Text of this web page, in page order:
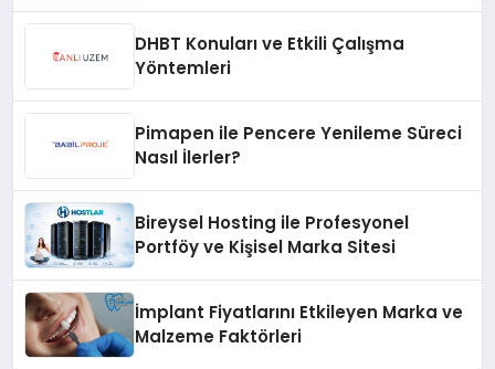
DHBT Konuları ve Etkili Çalışma
Yöntemleri
Pimapen ile Pencere Yenileme Süreci
Nasıl İlerler?
Bireysel Hosting ile Profesyonel
Portföy ve Kişisel Marka Sitesi
İmplant Fiyatlarını Etkileyen Marka ve
Malzeme Faktörleri